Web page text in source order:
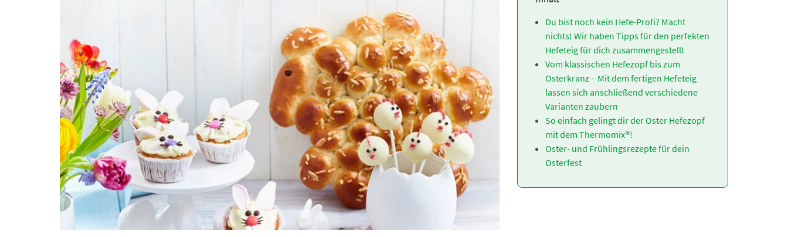
Du bist noch kein Hefe-Profi? Macht
nichts! Wir haben Tipps für den perfekten
Hefeteig für dich zusammengestellt
Vom klassischen Hefezopf bis zum
Osterkranz - Mit dem fertigen Hefeteig
lassen sich anschließend verschiedene
Varianten zaubern
So einfach gelingt dir der Oster Hefezopf
mit dem Thermomix®!
Oster- und Frühlingsrezepte für dein
Osterfest